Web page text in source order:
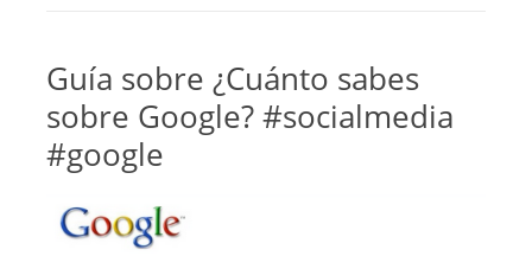
Guía sobre ¿Cuánto sabes
sobre Google? #socialmedia
#google